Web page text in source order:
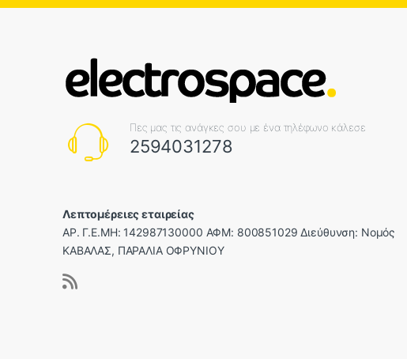
Πες μας τις ανάγκες σου με ένα τηλέφωνο κάλεσε
2594031278
Λεπτομέρειες εταιρείας
ΑΡ. Γ.Ε.ΜΗ: 142987130000 ΑΦΜ: 800851029 Διεύθυνση: Νομός
ΚΑΒΑΛΑΣ, ΠΑΡΑΛΙΑ ΟΦΡΥΝΙΟΥ